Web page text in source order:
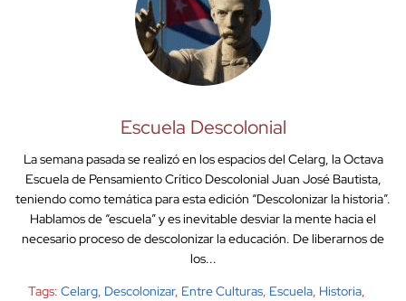
Escuela Descolonial
La semana pasada se realizó en los espacios del Celarg, la Octava
Escuela de Pensamiento Crítico Descolonial Juan José Bautista,
teniendo como temática para esta edición “Descolonizar la historia”.
Hablamos de “escuela” y es inevitable desviar la mente hacia el
necesario proceso de descolonizar la educación. De liberarnos de
los...
Tags: Celarg, Descolonizar, Entre Culturas, Escuela, Historia,